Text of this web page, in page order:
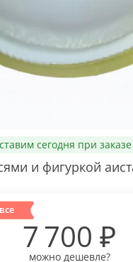
сегодня при
и фигуркой
7 700 ₽
можно дешевле?